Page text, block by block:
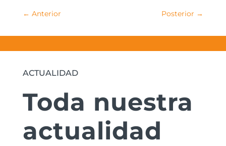
← Anterior Posterior →
ACTUALIDAD
Toda nuestra
actualidad